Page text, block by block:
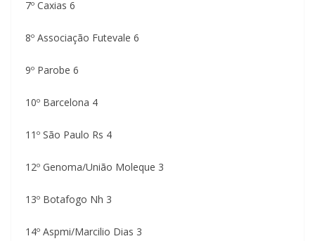
7º Caxias 6
8º Associação Futevale 6
9º Parobe 6
10º Barcelona 4
11º São Paulo Rs 4
12º Genoma/União Moleque 3
13º Botafogo Nh 3
14º Aspmi/Marcilio Dias 3